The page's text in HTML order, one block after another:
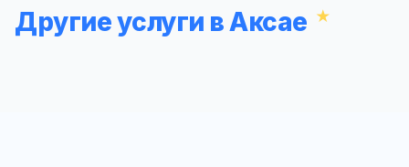
Другие услуги в Аксае